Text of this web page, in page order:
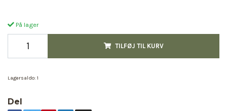
På lager
TILFØJ TIL KURV
Lagersaldo: 1
Del